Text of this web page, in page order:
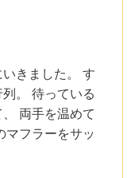
きました。 す
。 待っている
両手を温めて
マフラーをサッ